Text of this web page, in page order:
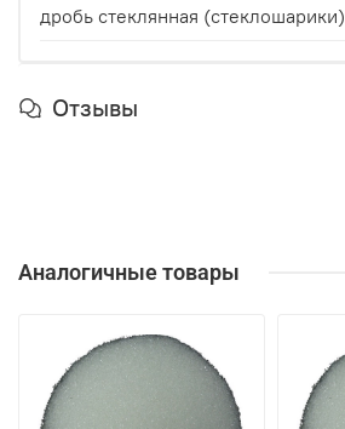
дробь стеклянная (стеклошарики)
Отзывы
Аналогичные товары